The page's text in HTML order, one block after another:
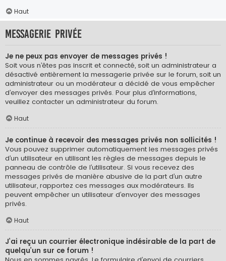
Haut
Messagerie privée
Je ne peux pas envoyer de messages privés !
Soit vous n’êtes pas inscrit et connecté, soit un administrateur a
désactivé entièrement la messagerie privée sur le forum, soit un
administrateur ou un modérateur a décidé de vous empêcher
d’envoyer des messages privés. Pour plus d’informations,
veuillez contacter un administrateur du forum.
Haut
Je continue à recevoir des messages privés non sollicités !
Vous pouvez supprimer automatiquement les messages privés
d’un utilisateur en utilisant les règles de messages depuis le
panneau de contrôle de l’utilisateur. Si vous recevez des
messages privés de manière abusive de la part d’un autre
utilisateur, rapportez ces messages aux modérateurs. Ils
peuvent empêcher un utilisateur d’envoyer des messages
privés.
Haut
J’ai reçu un courrier électronique indésirable de la part de
quelqu’un sur ce forum !